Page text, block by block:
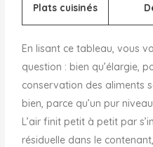
Plats cuisinés
En lisant ce tableau, vous
question : bien qu’élargie,
conservation des aliments
bien, parce qu’un pur
L’air finit petit à petit par
résiduelle dans le